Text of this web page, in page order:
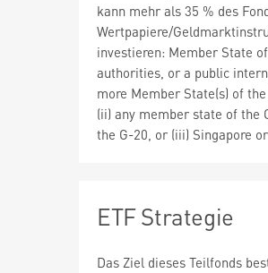
kann mehr als 35 % des
Wertpapiere/
investieren: Member State
authorities, or a public
more Member State(s) of
(ii) any member state of the
the G-20, or (iii) Singapore
ETF Strategie
Das Ziel dieses Teilfonds